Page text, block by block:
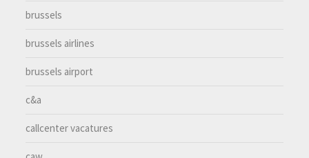
brussels
brussels airlines
brussels airport
c&a
callcenter vacatures